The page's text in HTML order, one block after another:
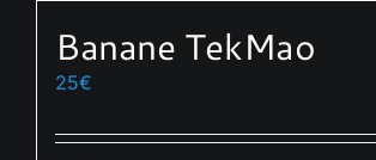
Banane TekMao
25€